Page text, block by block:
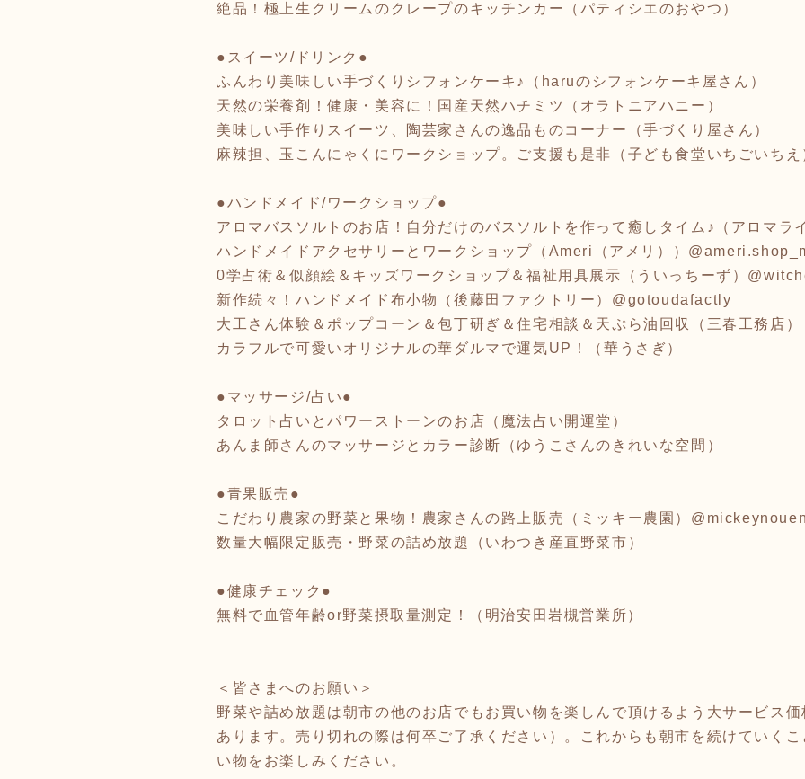
絶品！極上生クリームのクレープのキッチンカー（パティシエのおやつ）
●スイーツ/ドリンク●
ふんわり美味しい手づくりシフォンケーキ♪（haruのシフォンケーキ屋さん）
天然の栄養剤！健康・美容に！国産天然ハチミツ（オラトニアハニー）
美味しい手作りスイーツ、陶芸家さんの逸品ものコーナー（手づくり屋さん）
麻辣担、玉こんにゃくにワークショップ。ご支援も是非（子ども食堂いちごいちえ
●ハンドメイド/ワークショップ●
アロマバスソルトのお店！自分だけのバスソルトを作って癒しタイム♪（アロマラ
ハンドメイドアクセサリーとワークショップ（Ameri（アメリ））
0学占術＆似顔絵＆キッズワークショップ＆福祉用具展示（ういっちーず）
新作続々！ハンドメイド布小物（後藤田ファクトリー）@gotoudafactly
大工さん体験＆ポップコーン＆包丁研ぎ＆住宅相談＆天ぷら油回収（三春工務店）
カラフルで可愛いオリジナルの華ダルマで運気UP！（華うさぎ）
●マッサージ/占い●
タロット占いとパワーストーンのお店（魔法占い開運堂）
あんま師さんのマッサージとカラー診断（ゆうこさんのきれいな空間）
●青果販売●
こだわり農家の野菜と果物！農家さんの路上販売（ミッキー農園）
数量大幅限定販売・野菜の詰め放題（いわつき産直野菜市）
●健康チェック●
無料で血管年齢or野菜摂取量測定！（明治安田岩槻営業所）
＜皆さまへのお願い＞
野菜や詰め放題は朝市の他のお店でもお買い物を楽しんで頂けるよう大サービス
あります。売り切れの際は何卒ご了承ください）。これからも朝市を続けていく
い物をお楽しみください。